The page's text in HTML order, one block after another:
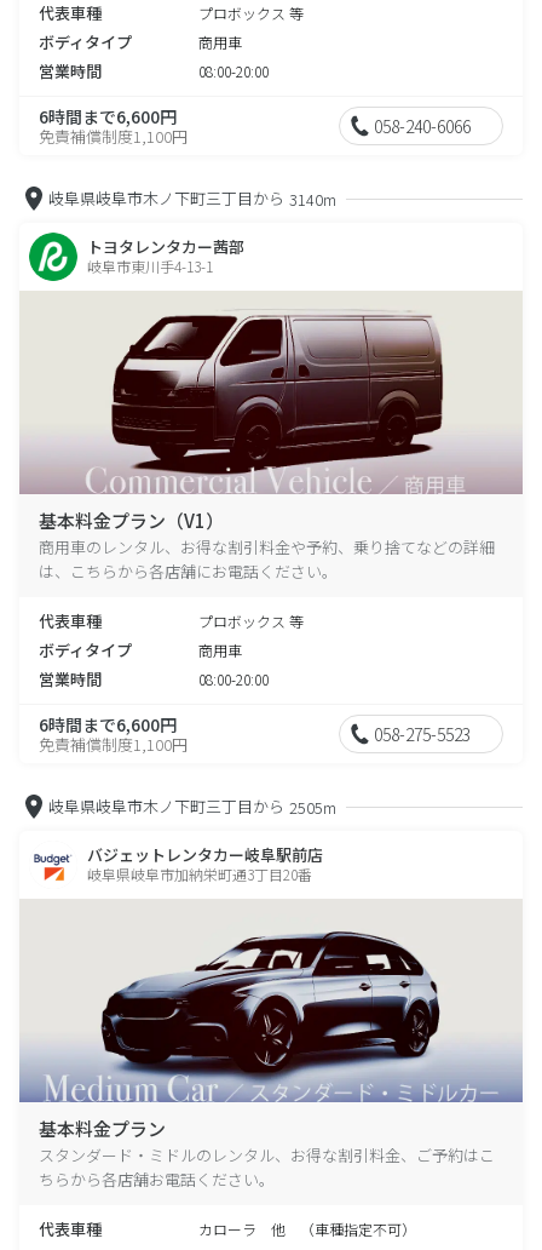
代表車種 プロボックス 等
ボディタイプ 商用車
営業時間 08:00-20:00
6時間まで6,600円
免責補償制度1,100円 058-240-6066
岐阜県岐阜市木ノ下町三丁目から 3140m
トヨタレンタカー茜部
岐阜市東川手4-13-1
基本料金プラン（V1）
商用車のレンタル、お得な割引料金や予約、乗り捨てなどの詳細
は、こちらから各店舗にお電話ください。
代表車種 プロボックス 等
ボディタイプ 商用車
営業時間 08:00-20:00
6時間まで6,600円
免責補償制度1,100円 058-275-5523
岐阜県岐阜市木ノ下町三丁目から 2505m
バジェットレンタカー岐阜駅前店
岐阜県岐阜市加納栄町通3丁目20番
基本料金プラン
スタンダード・ミドルのレンタル、お得な割引料金、ご予約はこ
ちらから各店舗お電話ください。
代表車種 カローラ 他 （車種指定不可）